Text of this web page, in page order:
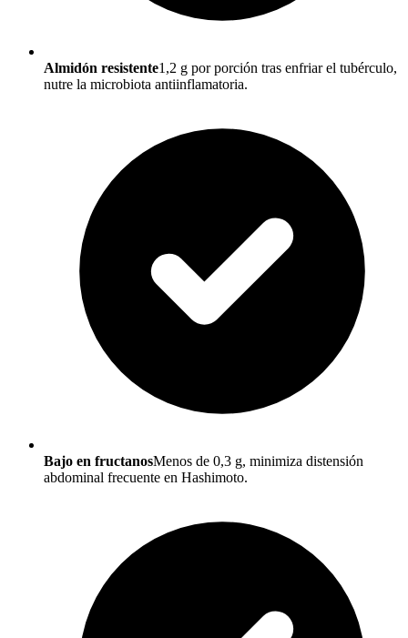
Almidón resistente1,2 g por porción tras enfriar el tubérculo,
nutre la microbiota antiinflamatoria.
Bajo en fructanosMenos de 0,3 g, minimiza distensión
abdominal frecuente en Hashimoto.